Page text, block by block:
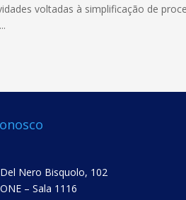
voltadas à simplificação de
Nero Bisquolo, 102
– Sala 1116